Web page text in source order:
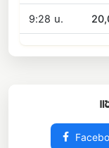
9:28 น.